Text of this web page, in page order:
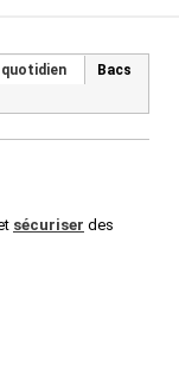
Bacs
sécuriser des